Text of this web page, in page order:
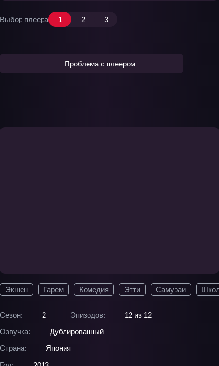
Экшен Гарем Комедия Этти Самураи
Сезон: 2 Эпизодов:
12 из 12
Озвучка:
Дублированный
Страна:
Япония
Выбор плеера 1 2 3
Проблема с плеером